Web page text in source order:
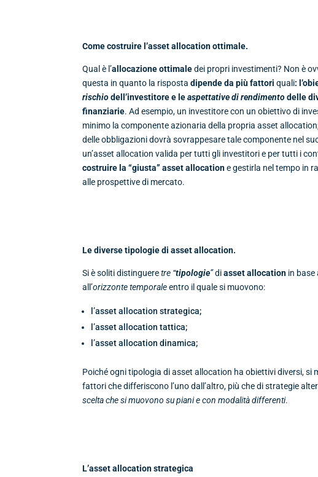
Come costruire l’asset allocation ottimale.
Qual è l’allocazione ottimaledei propri investimenti? Non è
questa in quanto la rispostadipende da più fattoriquali:
rischiodell’investitore e leaspettative di rendimentodelle
finanziarie. Ad esempio, un investitore con un obiettivo di
minimo la componente azionaria della propria asset
delle obbligazioni dovrà sovrappesare tale componente nel
un’asset allocation valida per tutti gli investitori e per tutti i
costruire la “giusta” asset allocatione gestirla nel tempo in
alle prospettive di mercato.
Le diverse tipologie di asset allocation.
Si è soliti distingueretre “tipologie”diasset allocation in base
all’orizzonte temporaleentro il quale si muovono:
l’asset allocation strategica;
l’asset allocation tattica;
l’asset allocation dinamica;
Poiché ogni tipologia di asset allocation ha obiettivi diversi,
fattori che differiscono l’uno dall’altro, più che di strategie
scelta che si muovono su piani e con modalità differenti.
L’asset allocation strategica